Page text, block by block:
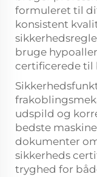
formuleret til
konsistent
bruge
certificerede til
udspild og
bedste
dokumenter
sikkerheds
tryghed for